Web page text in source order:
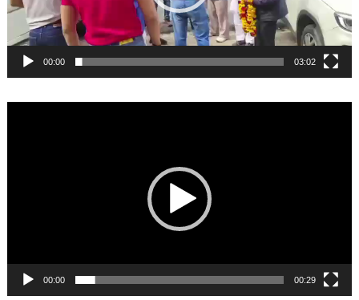
00:00 03:02
00:00 00:29